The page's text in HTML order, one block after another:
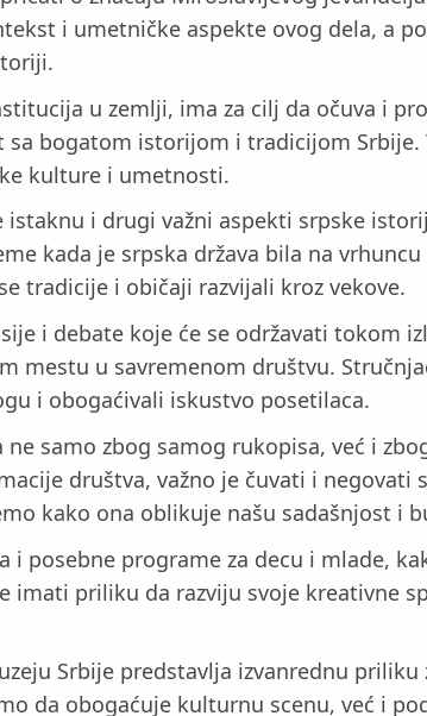
i umetničke aspekte ovog dela, a
u zemlji, ima za cilj da očuva i
bogatom istorijom i tradicijom
kulture i umetnosti.
i drugi važni aspekti srpske
kada je srpska država bila na
tradicije i običaji razvijali kroz vekove.
i debate koje će se održavati tokom
mestu u savremenom društvu.
i obogaćivali iskustvo posetilaca.
samo zbog samog rukopisa, već i
društva, važno je čuvati i negovati
kako ona oblikuje našu sadašnjost i
posebne programe za decu i mlade,
priliku da razviju svoje kreativne
Srbije predstavlja izvanrednu
da obogaćuje kulturnu scenu, već i